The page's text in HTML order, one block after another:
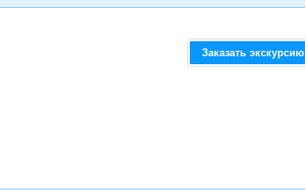
Заказать экскурсию